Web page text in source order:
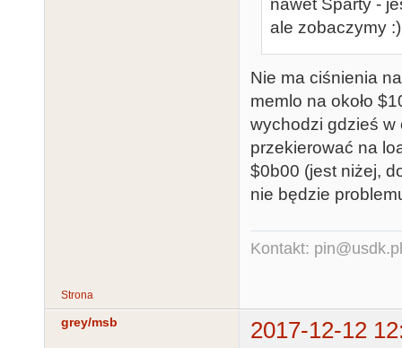
nawet Sparty -
ale zobaczymy
Nie ma ciśnienia
memlo na około
wychodzi gdzieś w
przekierować na
$0b00 (jest niżej,
nie będzie
Kontakt: pin@usdk.pl
Strona
grey/msb
2017-12-12